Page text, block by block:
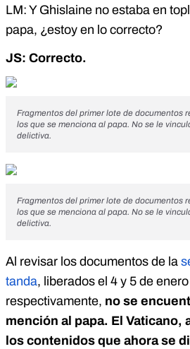
LM: Y Ghislaine no estaba en
papa, ¿estoy en lo correcto?
JS: Correcto.
Fragmentos del primer lote de documentos
los que se menciona al papa. No se le
delictiva.
Fragmentos del primer lote de documentos
los que se menciona al papa. No se le
delictiva.
Al revisar los documentos de la
tanda, liberados el 4 y 5 de
respectivamente, no se
mención al papa. El Vaticano,
los contenidos que ahora se